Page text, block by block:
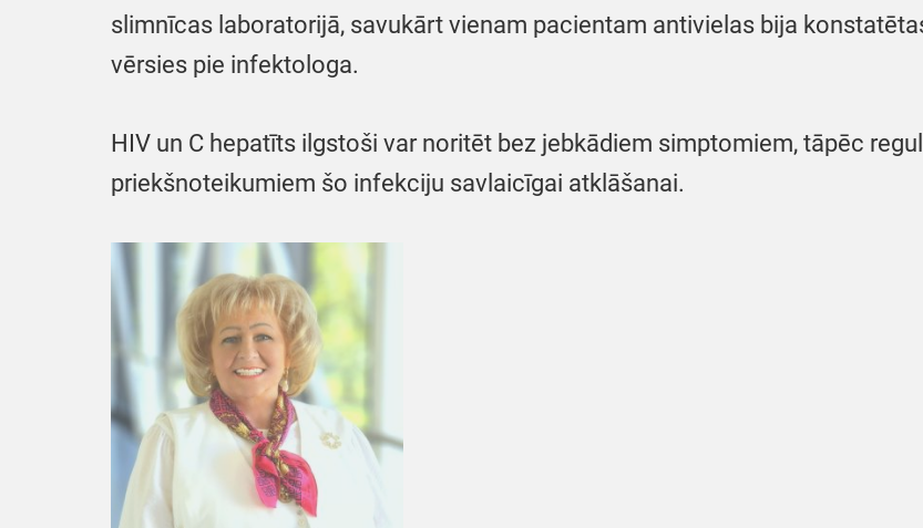
slimnīcas laboratorijā, savukārt vienam pacientam antivielas bija
vērsies pie infektologa.
HIV un C hepatīts ilgstoši var noritēt bez jebkādiem simptomiem, tāpēc
priekšnoteikumiem šo infekciju savlaicīgai atklāšanai.